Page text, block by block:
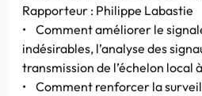
Rapporteur : Philippe Labastie
• Comment améliorer le
indésirables, l’analyse des
transmission de l’échelon local
• Comment renforcer la